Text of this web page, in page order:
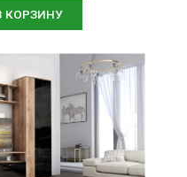
КОРЗИНУ